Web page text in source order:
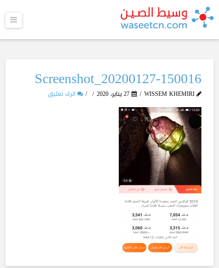
Screenshot_20200127-150016
WISSEM KHEMIRI 27 يناير، 2020 اترك تعليق